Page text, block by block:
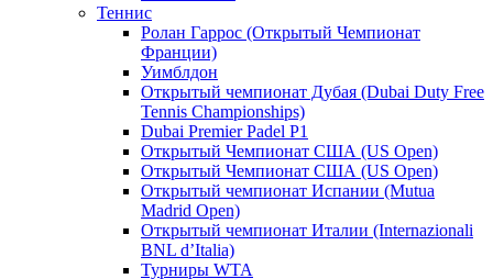
Теннис
Ролан Гаррос (Открытый Чемпионат
Франции)
Уимблдон
Открытый чемпионат Дубая (Dubai Duty Free
Tennis Championships)
Dubai Premier Padel P1
Открытый Чемпионат США (US Open)
Открытый Чемпионат США (US Open)
Открытый чемпионат Испании (Mutua
Madrid Open)
Открытый чемпионат Италии (Internazionali
BNL d’Italia)
Турниры WTA